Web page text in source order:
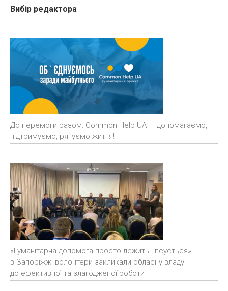
Вибір редактора
До перемоги разом: Common Help UA — допомагаємо,
підтримуємо, рятуємо життя!
«Гуманітарна допомога просто лежить і псується»:
в Запоріжжі волонтери закликали обласну владу
до ефективної та злагодженої роботи